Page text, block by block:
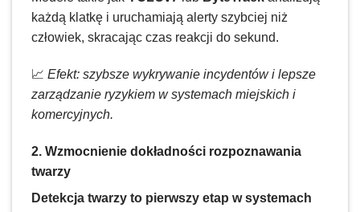
każdą klatkę i uruchamiają alerty szybciej niż
człowiek, skracając czas reakcji do sekund.
📈Efekt: szybsze wykrywanie incydentów i lepsze
zarządzanie ryzykiem w systemach miejskich i
komercyjnych.
2. Wzmocnienie dokładności rozpoznawania
twarzy
Detekcja twarzy to pierwszy etap w systemach